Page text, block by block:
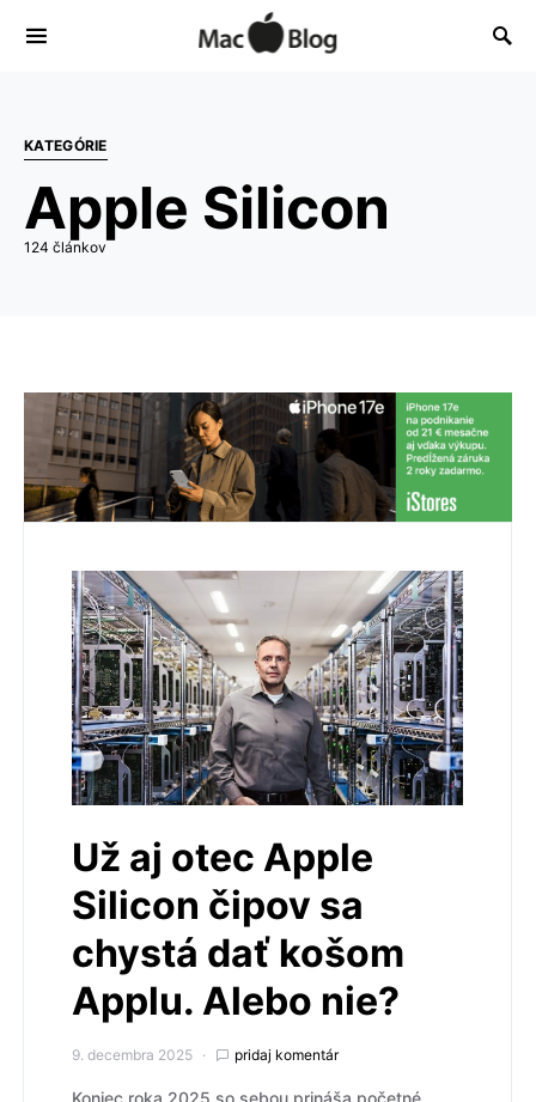
KATEGÓRIE
Apple Silicon
124 článkov
Už aj otec Apple
Silicon čipov sa
chystá dať košom
Applu. Alebo nie?
9. decembra 2025 pridaj komentár